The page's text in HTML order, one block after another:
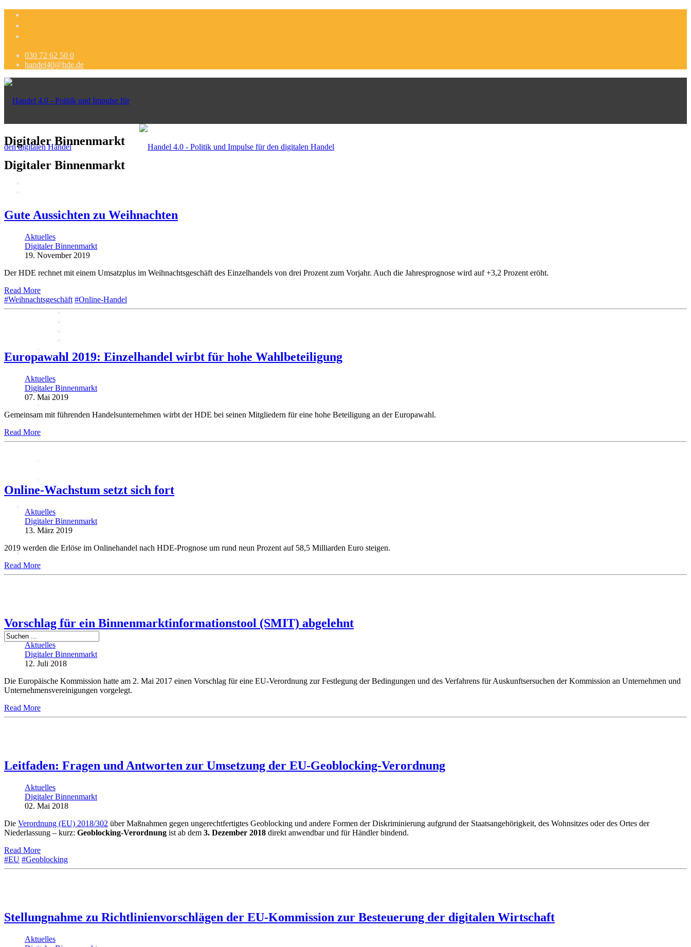
030 72 62 50 0
handel40@hde.de
Politik
Marktdaten
Digitales 1x1
IT-Sicherheit
Digitalisierung am Point of
Social Media
Unternehmenswebseite
Mobile
KI
Der HDE
Digitaler Binnenmarkt
Digitaler Binnenmarkt
Gute Aussichten zu Weihnachten
Aktuelles
Digitaler Binnenmarkt
19. November 2019
Der HDE rechnet mit einem Umsatzplus im Weihnachtsgeschäft des Einzelhandels von drei Prozent zum Vorjahr. Auch die Jahresprognose wird auf +3,2 Prozent eröht.
Read More
#Weihnachtsgeschäft #Online-Handel
Europawahl 2019: Einzelhandel wirbt für hohe Wahlbeteiligung
Aktuelles
Digitaler Binnenmarkt
07. Mai 2019
Gemeinsam mit führenden Handelsunternehmen wirbt der HDE bei seinen Mitgliedern für eine hohe Beteiligung an der Europawahl.
Read More
Online-Wachstum setzt sich fort
Aktuelles
Digitaler Binnenmarkt
13. März 2019
2019 werden die Erlöse im Onlinehandel nach HDE-Prognose um rund neun Prozent auf 58,5 Milliarden Euro steigen.
Read More
Vorschlag für ein Binnenmarktinformationstool (SMIT) abgelehnt
Aktuelles
Digitaler Binnenmarkt
12. Juli 2018
Die Europäische Kommission hatte am 2. Mai 2017 einen Vorschlag für eine EU-Verordnung zur Festlegung der Bedingungen und des Verfahrens für Auskunftsersuchen der Kommission an Unternehmen und
Unternehmensvereinigungen vorgelegt.
Read More
Leitfaden: Fragen und Antworten zur Umsetzung der EU-Geoblocking-Verordnung
Aktuelles
Digitaler Binnenmarkt
02. Mai 2018
Die Verordnung (EU) 2018/302 über Maßnahmen gegen ungerechtfertigtes Geoblocking und andere Formen der Diskriminierung aufgrund der Staatsangehörigkeit, des Wohnsitzes oder des Ortes der
Niederlassung – kurz: Geoblocking-Verordnung ist ab dem 3. Dezember 2018 direkt anwendbar und für Händler bindend.
Read More
#EU #Geoblocking
Stellungnahme zu Richtlinienvorschlägen der EU-Kommission zur Besteuerung der digitalen Wirtschaft
Aktuelles